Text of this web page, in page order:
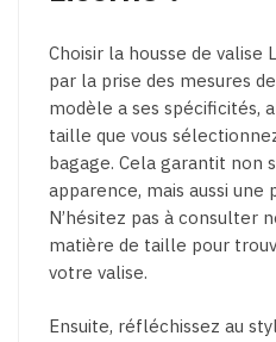
Choisir la housse de
par la prise des mesures
modèle a ses spécificités,
taille que vous
bagage. Cela garantit non
apparence, mais aussi
N’hésitez pas à consulter
matière de taille pour
votre valise.
Ensuite, réfléchissez au